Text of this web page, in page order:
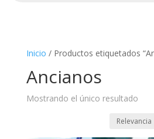
Inicio / Productos etiquetados
Ancianos
Mostrando el único resultado